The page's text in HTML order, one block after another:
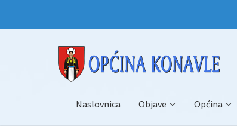
Naslovnica Objave Općina